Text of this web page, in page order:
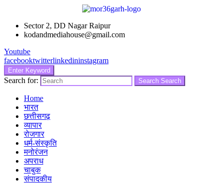
Sector 2, DD Nagar Raipur
kodandmediahouse@gmail.com
Youtube
facebooktwitterlinkedininstagram
Enter Keyword
Search for: Search Search
Home
भारत
छत्तीसगढ़
व्यापार
रोजगार
धर्म-संस्कृति
मनोरंजन
अपराध
चाबुक
संपादकीय